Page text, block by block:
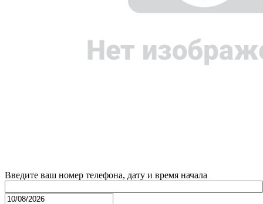
Введите ваш номер телефона, дату и время начала